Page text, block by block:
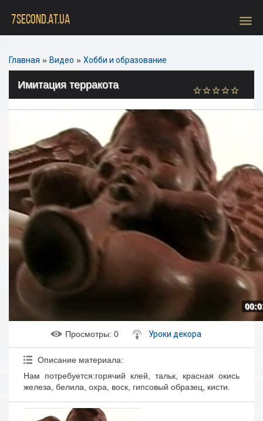
7SECOND.AT.UA menu
Главная » Видео » Хобби и образование
Имитация терракота
Просмотры: 0 Уроки декора
Описание материала:
Нам потребуется:горячий клей, тальк, красная окись
железа, белила, охра, воск, гипсовый образец, кисти.